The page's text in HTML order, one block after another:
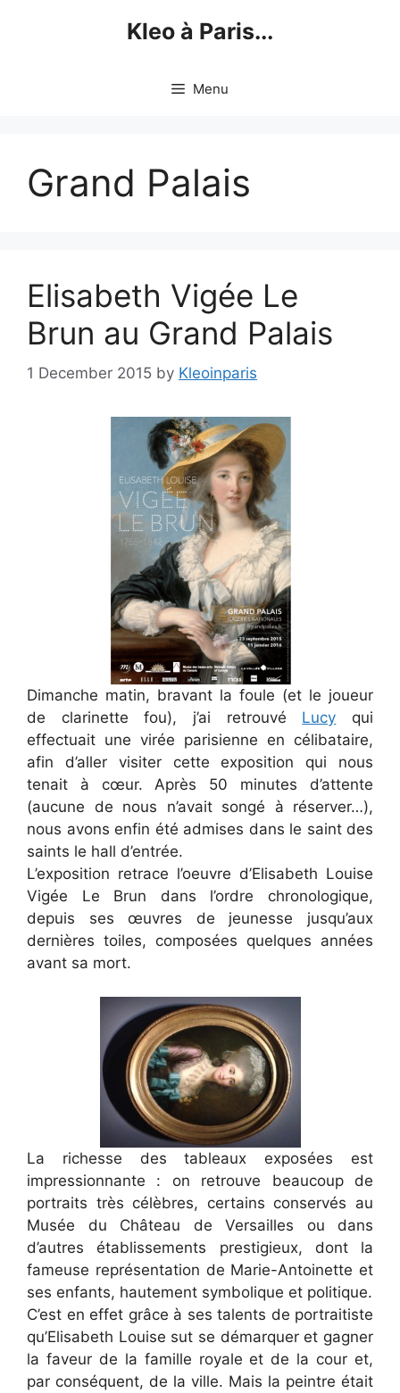
Kleo à Paris...
Menu
Grand Palais
Elisabeth Vigée Le
Brun au Grand Palais
1 December 2015 by Kleoinparis
Dimanche matin, bravant la foule (et le joueur
de clarinette fou), j’ai retrouvé Lucy qui
effectuait une virée parisienne en célibataire,
afin d’aller visiter cette exposition qui nous
tenait à cœur. Après 50 minutes d’attente
(aucune de nous n’avait songé à réserver…),
nous avons enfin été admises dans le saint des
saints le hall d’entrée.
L’exposition retrace l’oeuvre d’Elisabeth Louise
Vigée Le Brun dans l’ordre chronologique,
depuis ses œuvres de jeunesse jusqu’aux
dernières toiles, composées quelques années
avant sa mort.
La richesse des tableaux exposées est
impressionnante : on retrouve beaucoup de
portraits très célèbres, certains conservés au
Musée du Château de Versailles ou dans
d’autres établissements prestigieux, dont la
fameuse représentation de Marie-Antoinette et
ses enfants, hautement symbolique et politique.
C’est en effet grâce à ses talents de portraitiste
qu’Elisabeth Louise sut se démarquer et gagner
la faveur de la famille royale et de la cour et,
par conséquent, de la ville. Mais la peintre était